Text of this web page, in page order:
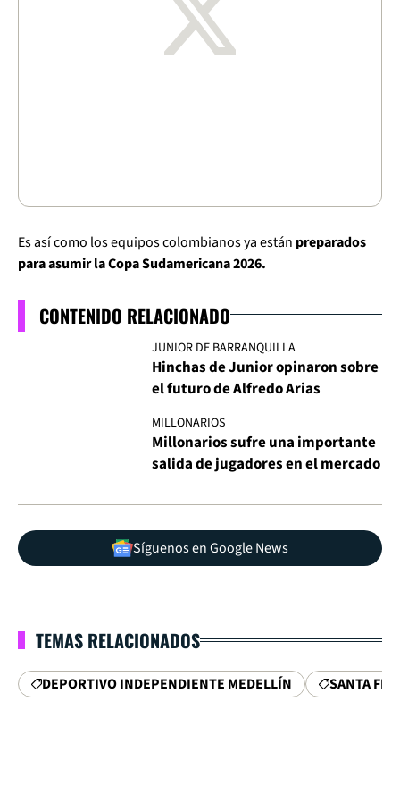
Es así como los equipos colombianos ya están preparados
para asumir la Copa Sudamericana 2026.
CONTENIDO RELACIONADO
JUNIOR DE BARRANQUILLA
Hinchas de Junior opinaron sobre
el futuro de Alfredo Arias
MILLONARIOS
Millonarios sufre una importante
salida de jugadores en el mercado
Síguenos en Google News
TEMAS RELACIONADOS
DEPORTIVO INDEPENDIENTE MEDELLÍN SANTA FE